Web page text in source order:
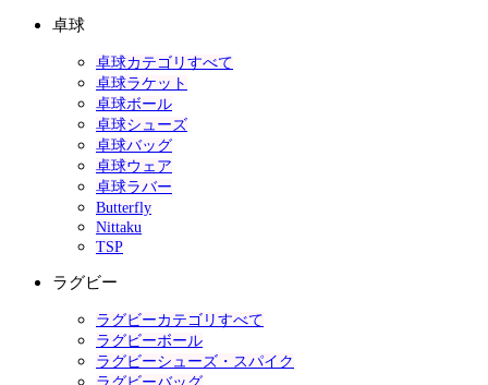
卓球
卓球カテゴリすべて
卓球ラケット
卓球ボール
卓球シューズ
卓球バッグ
卓球ウェア
卓球ラバー
Butterfly
Nittaku
TSP
ラグビー
ラグビーカテゴリすべて
ラグビーボール
ラグビーシューズ・スパイク